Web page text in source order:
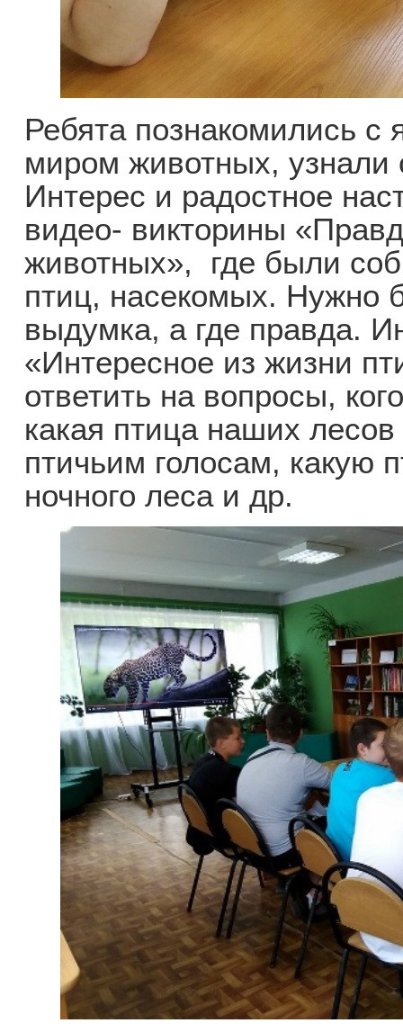
Ребята познакомились с
миром животных, узнали
Интерес и радостное
видео- викторины
животных», где были
птиц, насекомых. Нужно
выдумка, а где правда.
«Интересное из жизни
ответить на вопросы,
какая птица наших
птичьим голосам, какую
ночного леса и др.